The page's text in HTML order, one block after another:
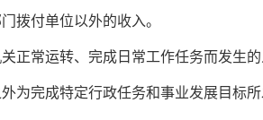
拨付单位以外的收入。
正常运转、完成日常工作任务而发生的
为完成特定行政任务和事业发展目标所